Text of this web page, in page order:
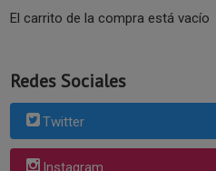
El carrito de la compra está vacío
Redes Sociales
Twitter
Instagram